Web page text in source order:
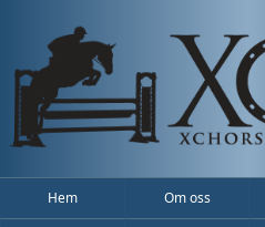
Hem Om oss